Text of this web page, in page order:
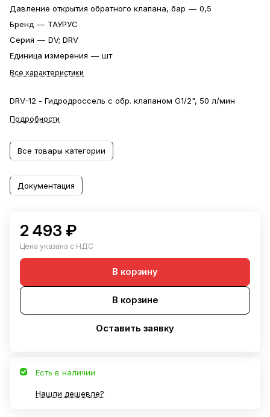
Давление открытия обратного клапана, бар — 0,5
Бренд — ТАУРУС
Серия — DV; DRV
Единица измерения — шт
Все характеристики
DRV-12 - Гидродроссель с обр. клапаном G1/2", 50 л/мин
Подробности
Все товары категории
Документация
2 493 ₽
Цена указана с НДС
В корзину
В корзине
Оставить заявку
Есть в наличии
Нашли дешевле?